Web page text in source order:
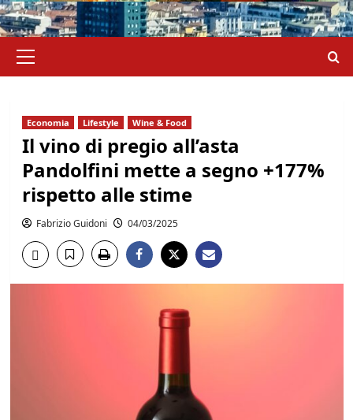
principale
Economia Lifestyle Wine & Food
Il vino di pregio all’asta
Pandolfini mette a segno +177%
rispetto alle stime
Fabrizio Guidoni 04/03/2025